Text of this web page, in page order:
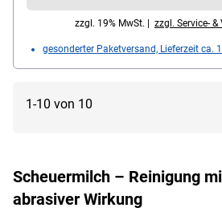
zzgl. 19% MwSt. | zzgl. Service-
gesonderter Paketversand, Lieferzeit ca.
1-10 von 10
Scheuermilch – Reinigung
abrasiver Wirkung